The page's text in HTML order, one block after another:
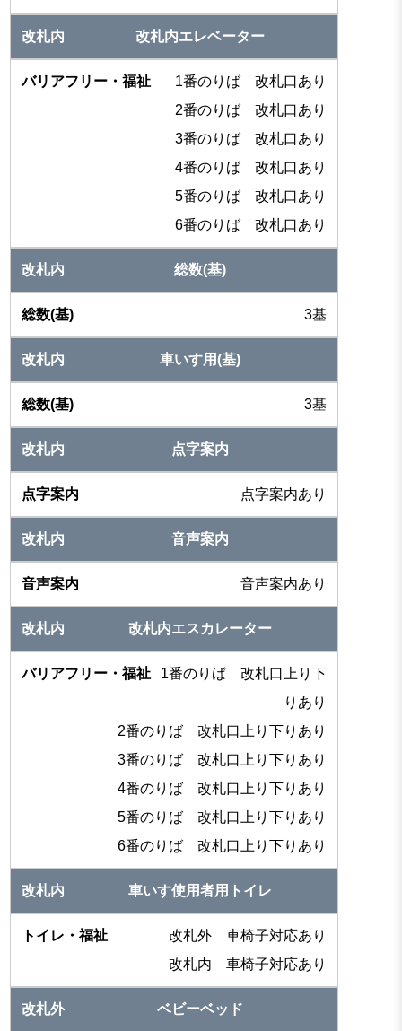
改札内エレベーター
1番のりば 改札口あり
2番のりば 改札口あり
3番のりば 改札口あり
4番のりば 改札口あり
5番のりば 改札口あり
6番のりば 改札口あり
総数(基)
3基
車いす用(基)
3基
点字案内
点字案内あり
音声案内
音声案内あり
改札内エスカレーター
1番のりば 改札口上り下
りあり
2番のりば 改札口上り下りあり
3番のりば 改札口上り下りあり
4番のりば 改札口上り下りあり
5番のりば 改札口上り下りあり
6番のりば 改札口上り下りあり
車いす使用者用トイレ
改札外 車椅子対応あり
改札内 車椅子対応あり
ベビーベッド